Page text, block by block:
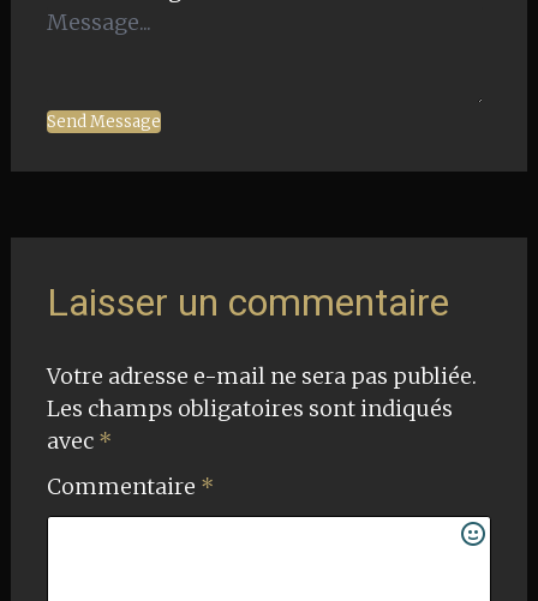
Send Message
Navigation
l'article
Laisser un commentaire
Votre adresse e-mail ne sera pas publiée.
Les champs obligatoires sont indiqués
avec *
Commentaire *